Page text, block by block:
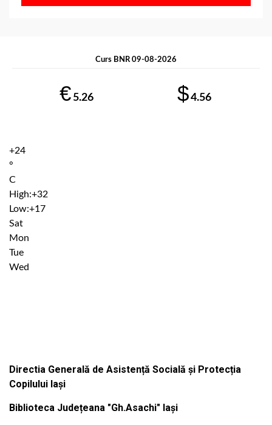
Curs BNR 09-08-2026
€ 5.26 $4.56
+24
°
C
High:+32
Low:+17
Sat
Mon
Tue
Wed
Directia Generală de Asistență Socială și Protecția
Copilului Iași
Biblioteca Județeana "Gh.Asachi" Iași